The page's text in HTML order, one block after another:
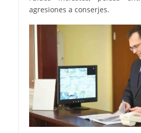
agresiones a conserjes.